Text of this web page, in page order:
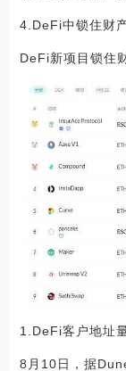
4.DeFi中锁住财
DeFi新项目锁住
1.DeFi客户地址
8月10日，据